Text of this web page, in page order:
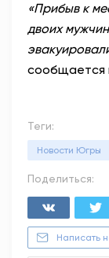
«Прибыв к
двоих
сообщается
Теги:
Новости Югры
Поделиться:
Написать